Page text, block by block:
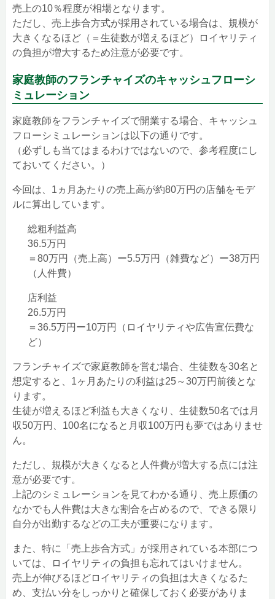
売上の10％程度が相場となります。
ただし、売上歩合方式が採用されている場合は、規模が
大きくなるほど（＝生徒数が増えるほど）ロイヤリティ
の負担が増大するため注意が必要です。
家庭教師のフランチャイズのキャッシュフローシ
ミュレーション
家庭教師をフランチャイズで開業する場合、キャッシュ
フローシミュレーションは以下の通りです。
（必ずしも当てはまるわけではないので、参考程度にし
ておいてください。）
今回は、1ヵ月あたりの売上高が約80万円の店舗をモデ
ルに算出しています。
総粗利益高
36.5万円
＝80万円（売上高）ー5.5万円（雑費など）ー38万円
（人件費）
店利益
26.5万円
＝36.5万円ー10万円（ロイヤリティや広告宣伝費な
ど）
フランチャイズで家庭教師を営む場合、生徒数を30名と
想定すると、1ヶ月あたりの利益は25～30万円前後とな
ります。
生徒が増えるほど利益も大きくなり、生徒数50名では月
収50万円、100名になると月収100万円も夢ではありませ
ん。
ただし、規模が大きくなると人件費が増大する点には注
意が必要です。
上記のシミュレーションを見てわかる通り、売上原価の
なかでも人件費は大きな割合を占めるので、できる限り
自分が出勤するなどの工夫が重要になります。
また、特に「売上歩合方式」が採用されている本部につ
いては、ロイヤリティの負担も忘れてはいけません。
売上が伸びるほどロイヤリティの負担は大きくなるた
め、支払い分をしっかりと確保しておく必要がありま